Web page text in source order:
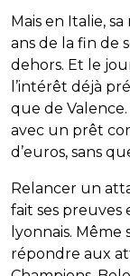
Mais en Italie,
ans de la fin de
dehors. Et le
l’intérêt déjà
que de
avec un prêt
d’euros, sans
Relancer un
fait ses preuves
lyonnais.
répondre aux